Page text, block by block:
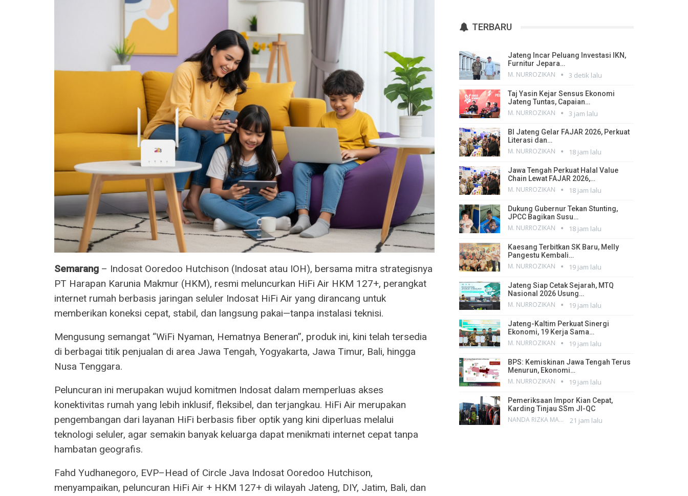
Semarang – Indosat Ooredoo Hutchison (Indosat atau IOH), bersama mitra strategisnya
PT Harapan Karunia Makmur (HKM), resmi meluncurkan HiFi Air HKM 127+, perangkat
internet rumah berbasis jaringan seluler Indosat HiFi Air yang dirancang untuk
memberikan koneksi cepat, stabil, dan langsung pakai—tanpa instalasi teknisi.
Mengusung semangat “WiFi Nyaman, Hematnya Beneran”, produk ini, kini telah tersedia
di berbagai titik penjualan di area Jawa Tengah, Yogyakarta, Jawa Timur, Bali, hingga
Nusa Tenggara.
Peluncuran ini merupakan wujud komitmen Indosat dalam memperluas akses
konektivitas rumah yang lebih inklusif, fleksibel, dan terjangkau. HiFi Air merupakan
pengembangan dari layanan HiFi berbasis fiber optik yang kini diperluas melalui
teknologi seluler, agar semakin banyak keluarga dapat menikmati internet cepat tanpa
hambatan geografis.
Fahd Yudhanegoro, EVP–Head of Circle Java Indosat Ooredoo Hutchison,
menyampaikan, peluncuran HiFi Air + HKM 127+ di wilayah Jateng, DIY, Jatim, Bali, dan
TERBARU
Jateng Incar Peluang Investasi IKN,
Furnitur Jepara…
M. NURROZIKAN 3 detik lalu
Taj Yasin Kejar Sensus Ekonomi
Jateng Tuntas, Capaian…
M. NURROZIKAN 3 jam lalu
BI Jateng Gelar FAJAR 2026, Perkuat
Literasi dan…
M. NURROZIKAN 18 jam lalu
Jawa Tengah Perkuat Halal Value
Chain Lewat FAJAR 2026,…
M. NURROZIKAN 18 jam lalu
Dukung Gubernur Tekan Stunting,
JPCC Bagikan Susu…
M. NURROZIKAN 18 jam lalu
Kaesang Terbitkan SK Baru, Melly
Pangestu Kembali…
M. NURROZIKAN 19 jam lalu
Jateng Siap Cetak Sejarah, MTQ
Nasional 2026 Usung…
M. NURROZIKAN 19 jam lalu
Jateng-Kaltim Perkuat Sinergi
Ekonomi, 19 Kerja Sama…
M. NURROZIKAN 19 jam lalu
BPS: Kemiskinan Jawa Tengah Terus
Menurun, Ekonomi…
M. NURROZIKAN 19 jam lalu
Pemeriksaan Impor Kian Cepat,
Karding Tinjau SSm JI-QC
NANDA RIZKA MAHENDRA 21 jam lalu